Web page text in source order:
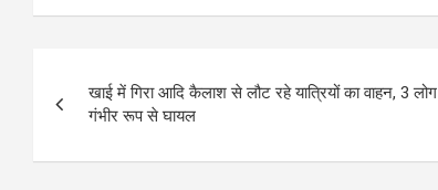
ce
o
o
k
tt ail at
A
p
ar
navigation
खाई में गिरा आदि कैलाश से लौट रहे यात्रियों का वाहन, 3 लोग
गंभीर रूप से घायल